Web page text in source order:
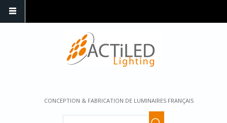
CONCEPTION & FABRICATION DE LUMINAIRES FRANÇAIS